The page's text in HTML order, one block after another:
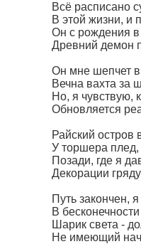
Всё расписано
В этой жизни, и
Он с рождения в
Древний демон
Он мне шепчет в
Вечна вахта за
Но, я чувствую,
Обновляется
Райский остров
У торшера плед,
Позади, где я
Декорации
Путь закончен,
В
Шарик света -
Не имеющий